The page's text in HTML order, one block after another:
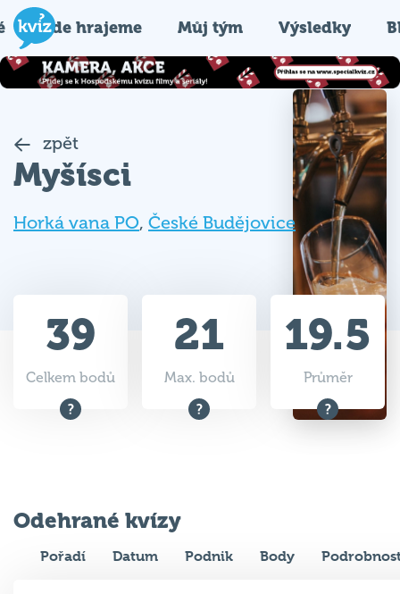
Kde hrajeme Můj tým Výsledky
zpět
Myšísci
Horká vana PO, České Budějovice
39
Celkem bodů
21
Max. bodů
19.5
Průměr
Odehrané kvízy
Pořadí Datum Podnik Body